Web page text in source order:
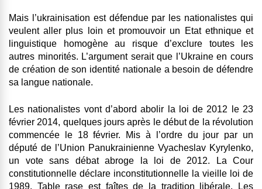
Mais l’ukrainisation est défendue par les nationalistes qui
veulent aller plus loin et promouvoir un Etat ethnique et
linguistique homogène au risque d’exclure toutes les
autres minorités. L’argument serait que l’Ukraine en cours
de création de son identité nationale a besoin de défendre
sa langue nationale.
Les nationalistes vont d’abord abolir la loi de 2012 le 23
février 2014, quelques jours après le début de la révolution
commencée le 18 février. Mis à l’ordre du jour par un
député de l’Union Panukrainienne Vyacheslav Kyrylenko,
un vote sans débat abroge la loi de 2012. La Cour
constitutionnelle déclare inconstitutionnelle la vieille loi de
1989. Table rase est faîtes de la tradition libérale. Les